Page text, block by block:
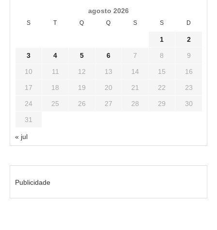
agosto 2026
S T Q Q S S D
1 2
3 4 5 6 7 8 9
10 11 12 13 14 15 16
17 18 19 20 21 22 23
24 25 26 27 28 29 30
31
« jul
Publicidade